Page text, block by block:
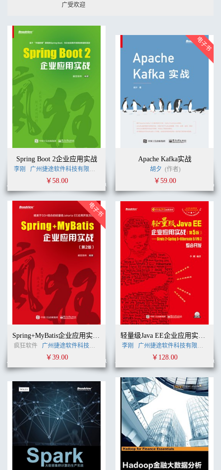
广受欢迎
Spring Boot 2企业应用实战
李刚 广州捷途软件科技有限公司
￥58.00
Apache Kafka实战
胡夕 (作者)
￥59.00
Spring+MyBatis企业应用实战（第2版）
疯狂软件 广州捷途软件科技有限公司 李刚 (作者)
￥39.00
轻量级Java EE企业应用实战（第5版）——Struts 2+Spring 5+Hibernate 5/JPA 2整合开发
李刚 广州捷途软件科技有限公司
￥128.00